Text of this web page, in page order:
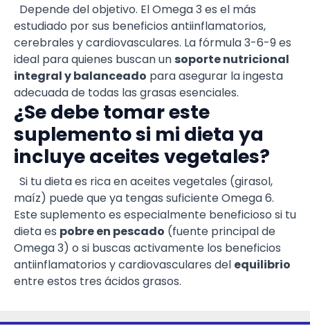
Depende del objetivo. El Omega 3 es el más
estudiado por sus beneficios antiinflamatorios,
cerebrales y cardiovasculares. La fórmula 3-6-9 es
ideal para quienes buscan un soporte nutricional
integral y balanceado para asegurar la ingesta
adecuada de todas las grasas esenciales.
¿Se debe tomar este
suplemento si mi dieta ya
incluye aceites vegetales?
Si tu dieta es rica en aceites vegetales (girasol,
maíz) puede que ya tengas suficiente Omega 6.
Este suplemento es especialmente beneficioso si tu
dieta es pobre en pescado (fuente principal de
Omega 3) o si buscas activamente los beneficios
antiinflamatorios y cardiovasculares del equilibrio
entre estos tres ácidos grasos.